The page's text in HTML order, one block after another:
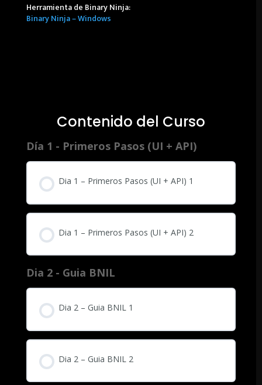
Herramienta de Binary Ninja:
Binary Ninja – Windows
Contenido del Curso
Día 1 - Primeros Pasos (UI + API)
Dia 1 – Primeros Pasos (UI + API) 1
Dia 1 – Primeros Pasos (UI + API) 2
Dia 2 - Guia BNIL
Dia 2 – Guia BNIL 1
Dia 2 – Guia BNIL 2